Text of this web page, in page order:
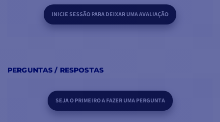
INICIE SESSÃO PARA DEIXAR UMA AVALIAÇÃO
PERGUNTAS / RESPOSTAS
SEJA O PRIMEIRO A FAZER UMA PERGUNTA